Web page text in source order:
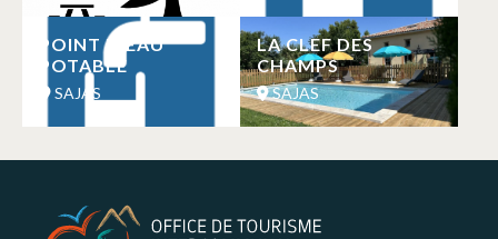
POINT D’EAU
POTABLE
SAJAS
LA CLEF DES
CHAMPS
SAJAS